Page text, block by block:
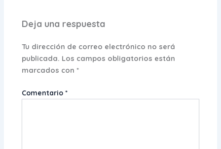
Deja una respuesta
Tu dirección de correo electrónico no será
publicada. Los campos obligatorios están
marcados con*
Comentario*